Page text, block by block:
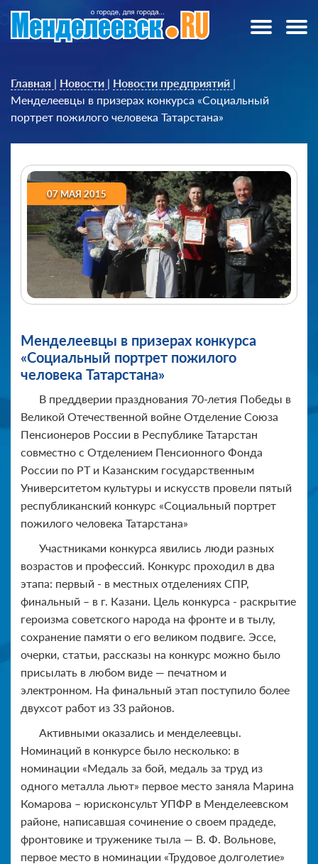
Главная | Новости | Новости предприятий |
Менделеевцы в призерах конкурса «Социальный
портрет пожилого человека Татарстана»
07 МАЯ 2015
Менделеевцы в призерах конкурса
«Социальный портрет пожилого
человека Татарстана»
В преддверии празднования 70-летия Победы в
Великой Отечественной войне Отделение Союза
Пенсионеров России в Республике Татарстан
совместно с Отделением Пенсионного Фонда
России по РТ и Казанским государственным
Университетом культуры и искусств провели пятый
республиканский конкурс «Социальный портрет
пожилого человека Татарстана»
Участниками конкурса явились люди разных
возрастов и профессий. Конкурс проходил в два
этапа: первый - в местных отделениях СПР,
финальный – в г. Казани. Цель конкурса - раскрытие
героизма советского народа на фронте и в тылу,
сохранение памяти о его великом подвиге. Эссе,
очерки, статьи, рассказы на конкурс можно было
присылать в любом виде — печатном и
электронном. На финальный этап поступило более
двухсот работ из 33 районов.
Активными оказались и менделеевцы.
Номинаций в конкурсе было несколько: в
номинации «Медаль за бой, медаль за труд из
одного металла льют» первое место заняла Марина
Комарова – юрисконсульт УПФР в Менделеевском
районе, написавшая сочинение о своем прадеде,
фронтовике и труженике тыла — В. Ф. Вольнове,
первое место в номинации «Трудовое долголетие»